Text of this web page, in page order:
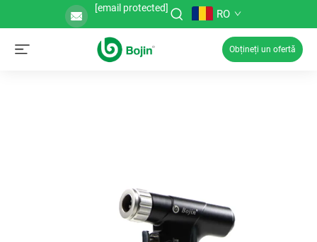
[email protected] RO
Obțineți un ofertă